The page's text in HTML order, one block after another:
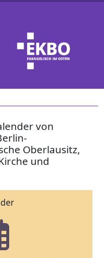
von
Oberlausitz,
und